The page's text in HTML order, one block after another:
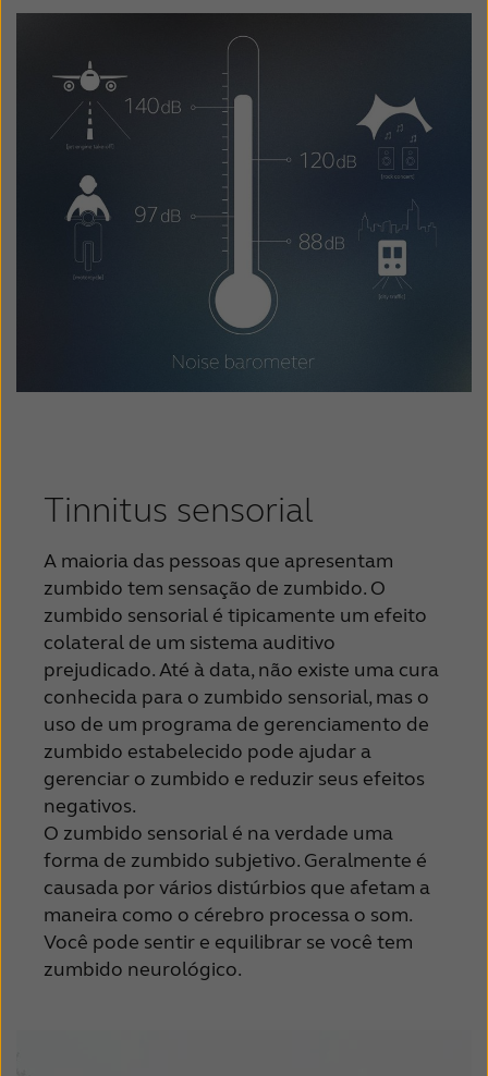
United Kingdom
United States
عربي
Tinnitus sensorial
A maioria das pessoas que apresentam
zumbido tem sensação de zumbido. O
zumbido sensorial é tipicamente um efeito
colateral de um sistema auditivo
prejudicado. Até à data, não existe uma cura
conhecida para o zumbido sensorial, mas o
uso de um programa de gerenciamento de
zumbido estabelecido pode ajudar a
gerenciar o zumbido e reduzir seus efeitos
negativos.
O zumbido sensorial é na verdade uma
forma de zumbido subjetivo. Geralmente é
causada por vários distúrbios que afetam a
maneira como o cérebro processa o som.
Você pode sentir e equilibrar se você tem
zumbido neurológico.